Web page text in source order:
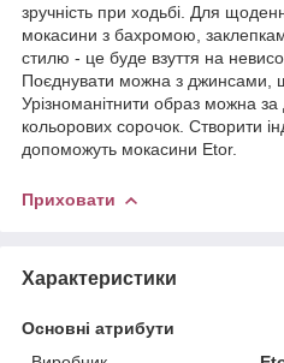
зручність при ходьбі. Для
мокасини з бахромою,
стилю - це буде взуття на
Поєднувати можна з джинсами,
Урізноманітнити образ можна
кольорових сорочок. Створити
допоможуть мокасини Etor.
Приховати
Характеристики
Основні атрибути